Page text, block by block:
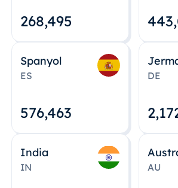
268,495
Spanyol
ES
576,463
DE
India
IN AU